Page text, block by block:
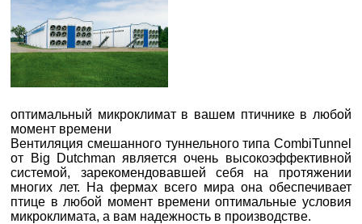
оптимальный микроклимат в вашем птичнике в любой
момент времени
Вентиляция смешанного туннельного типа CombiTunnel
от Big Dutchman является очень высокоэффективной
системой, зарекомендовавшей себя на протяжении
многих лет. На фермах всего мира она обеспечивает
птице в любой момент времени оптимальные условия
микроклимата, а вам надежность в производстве.